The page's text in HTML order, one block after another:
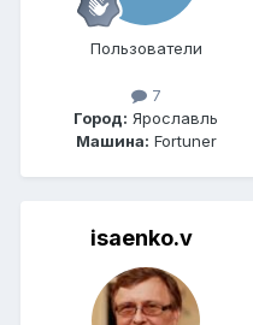
Пользователи
7
Город: Ярославль
Машина: Fortuner
isaenko.v